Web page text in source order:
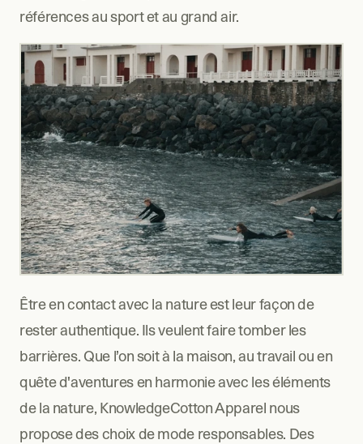
références au sport et au grand air.
Être en contact avec la nature est leur façon de
rester authentique. Ils veulent faire tomber les
barrières. Que l’on soit à la maison, au travail ou en
quête d'aventures en harmonie avec les éléments
de la nature, KnowledgeCotton Apparel nous
propose des choix de mode responsables. Des